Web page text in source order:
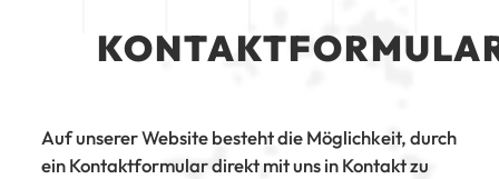
Auf unserer Website besteht die Möglichkeit, durch
ein Kontaktformular direkt mit uns in Kontakt zu